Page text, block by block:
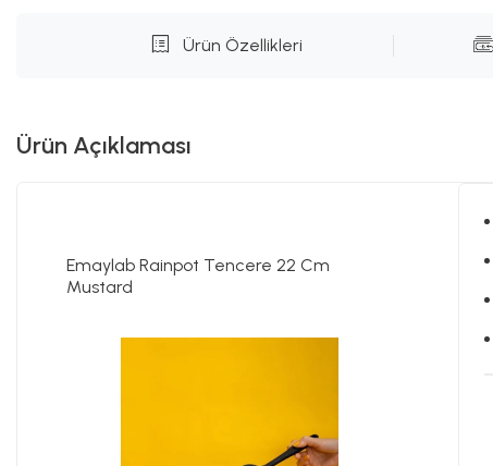
Ürün Özellikleri
Ürün Açıklaması
Emaylab Rainpot Tencere 22 Cm
Mustard